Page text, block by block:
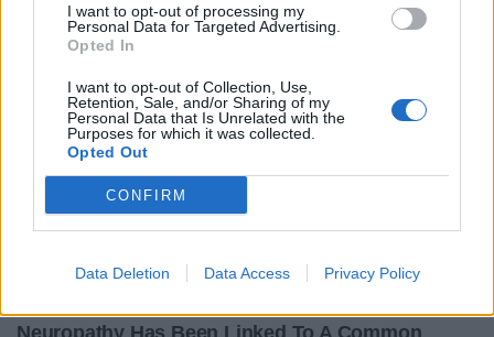
I want to opt-out of processing my
Personal Data for Targeted Advertising.
Opted In
I want to opt-out of Collection, Use,
Retention, Sale, and/or Sharing of my
Personal Data that Is Unrelated with the
Purposes for which it was collected.
Opted Out
CONFIRM
Data Deletion Data Access Privacy Policy